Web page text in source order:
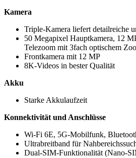
Kamera
Triple-Kamera liefert detailreiche
50 Megapixel Hauptkamera, 12
Telezoom mit 3fach optischem
Frontkamera mit 12 MP
8K-Videos in bester Qualität
Akku
Starke Akkulaufzeit
Konnektivität und Anschlüsse
Wi-Fi 6E, 5G-Mobilfunk,
Ultrabreitband für
Dual-SIM-Funktionalität (Nano-